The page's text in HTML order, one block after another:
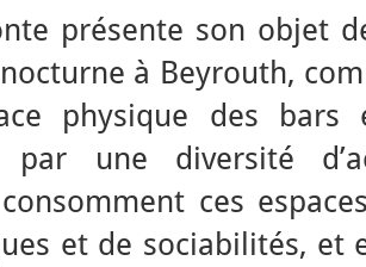
présente son objet
à Beyrouth,
physique des
par une diversité
ces
et de sociabilités, et